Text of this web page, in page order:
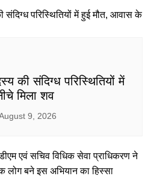
की संदिग्ध परिस्थितियों में
मिला शव
9, 2026